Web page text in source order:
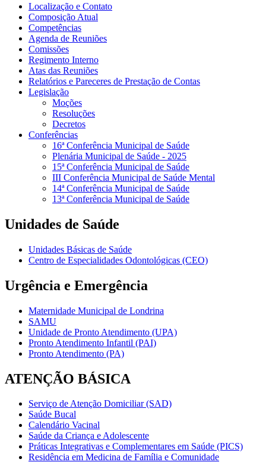
Localização e Contato
Composição Atual
Competências
Agenda de Reuniões
Comissões
Regimento Interno
Atas das Reuniões
Relatórios e Pareceres de Prestação de Contas
Legislação
Moções
Resoluções
Decretos
Conferências
16ª Conferência Municipal de Saúde
Plenária Municipal de Saúde - 2025
15ª Conferência Municipal de Saúde
III Conferência Municipal de Saúde Mental
14ª Conferência Municipal de Saúde
13ª Conferência Municipal de Saúde
Unidades de Saúde
Unidades Básicas de Saúde
Centro de Especialidades Odontológicas (CEO)
Urgência e Emergência
Maternidade Municipal de Londrina
SAMU
Unidade de Pronto Atendimento (UPA)
Pronto Atendimento Infantil (PAI)
Pronto Atendimento (PA)
ATENÇÃO BÁSICA
Serviço de Atenção Domiciliar (SAD)
Saúde Bucal
Calendário Vacinal
Saúde da Criança e Adolescente
Práticas Integrativas e Complementares em Saúde (PICS)
Residência em Medicina de Família e Comunidade